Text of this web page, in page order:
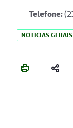
Telefone:
NOTICIAS GERAIS